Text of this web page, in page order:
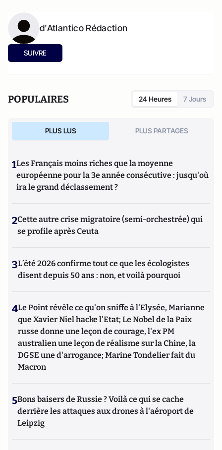
d'Atlantico Rédaction
SUIVRE
POPULAIRES 24 Heures 7 Jours
PLUS LUS PLUS PARTAGES
1Les Français moins riches que la moyenne
européenne pour la 3e année consécutive : jusqu'où
ira le grand déclassement ?
2Cette autre crise migratoire (semi-orchestrée) qui
se profile après Ceuta
3L’été 2026 confirme tout ce que les écologistes
disent depuis 50 ans : non, et voilà pourquoi
4Le Point révèle ce qu'on sniffe à l'Elysée, Marianne
que Xavier Niel hacke l'Etat; Le Nobel de la Paix
russe donne une leçon de courage, l'ex PM
australien une leçon de réalisme sur la Chine, la
DGSE une d'arrogance; Marine Tondelier fait du
Macron
5Bons baisers de Russie ? Voilà ce qui se cache
derrière les attaques aux drones à l'aéroport de
Leipzig